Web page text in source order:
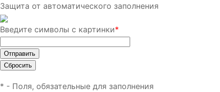
Защита от автоматического заполнения
Введите символы с картинки*
* - Поля, обязательные для заполнения